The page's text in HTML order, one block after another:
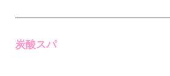
炭酸スパ